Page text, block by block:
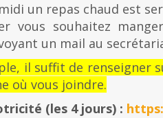
un repas chaud est
vous souhaitez
un mail au
il suffit de renseigner
où vous joindre.
(les 4 jours) :